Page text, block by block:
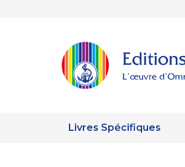
Livres Spécifiques